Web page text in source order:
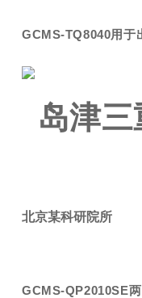
GCMS-TQ8040用于
岛津
北京某科研院所
GCMS-QP2010SE